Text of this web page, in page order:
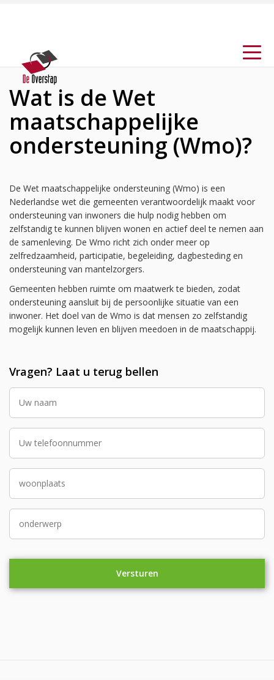
Wat is de Wet
maatschappelijke
ondersteuning (Wmo)?
De Wet maatschappelijke ondersteuning (Wmo) is een
Nederlandse wet die gemeenten verantwoordelijk maakt voor
ondersteuning van inwoners die hulp nodig hebben om
zelfstandig te kunnen blijven wonen en actief deel te nemen aan
de samenleving. De Wmo richt zich onder meer op
zelfredzaamheid, participatie, begeleiding, dagbesteding en
ondersteuning van mantelzorgers.
Gemeenten hebben ruimte om maatwerk te bieden, zodat
ondersteuning aansluit bij de persoonlijke situatie van een
inwoner. Het doel van de Wmo is dat mensen zo zelfstandig
mogelijk kunnen leven en blijven meedoen in de maatschappij.
Vragen? Laat u terug bellen